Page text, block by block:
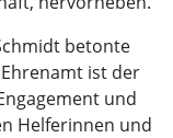
betonte
ist der
und
Helferinnen und